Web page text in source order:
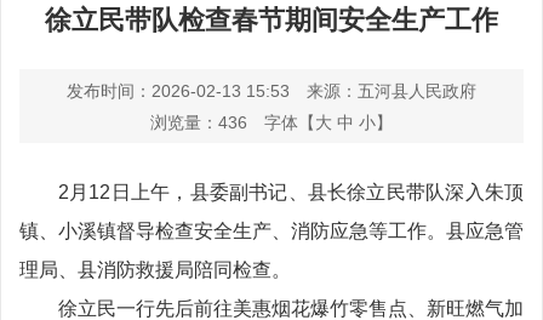
徐立民带队检查春节期间安全生产工作
发布时间：2026-02-13 15:53
来源：五河县人民政府
浏览量： 436 字体【大 中 小】
2月12日上午，县委副书记、县长徐立民带队深入朱顶
镇、小溪镇督导检查安全生产、消防应急等工作。县应急管
理局、县消防救援局陪同检查。
徐立民一行先后前往美惠烟花爆竹零售点、新旺燃气加